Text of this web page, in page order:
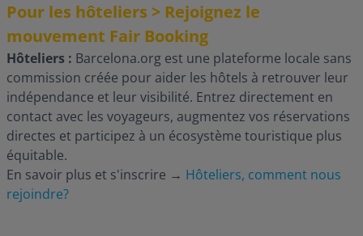
Pour les hôteliers > Rejoignez le
mouvement Fair Booking
Hôteliers : Barcelona.org est une plateforme locale sans
commission créée pour aider les hôtels à retrouver leur
indépendance et leur visibilité. Entrez directement en
contact avec les voyageurs, augmentez vos réservations
directes et participez à un écosystème touristique plus
équitable.
En savoir plus et s'inscrire → Hôteliers, comment nous
rejoindre?